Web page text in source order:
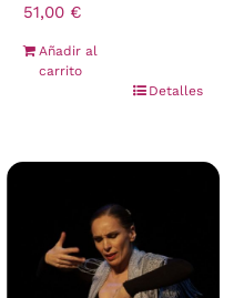
51,00 €
Añadir al
carrito
Detalles